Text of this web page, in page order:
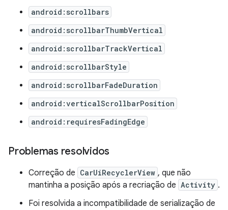
android:scrollbars
android:scrollbarThumbVertical
android:scrollbarTrackVertical
android:scrollbarStyle
android:scrollbarFadeDuration
android:verticalScrollbarPosition
android:requiresFadingEdge
Problemas resolvidos
Correção de CarUiRecyclerView , que não
mantinha a posição após a recriação de Activity .
Foi resolvida a incompatibilidade de serialização de